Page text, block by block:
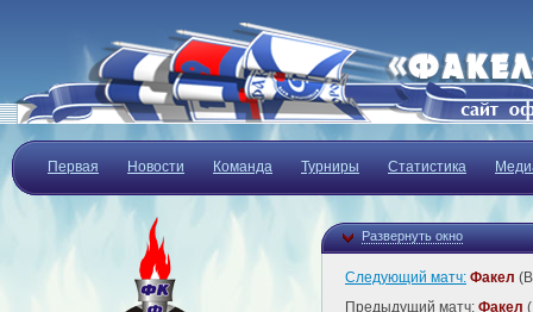
Первая Новости Команда Турниры Статистика
Развернуть окно
Следующий матч: Факел
Предыдущий матч: Факел